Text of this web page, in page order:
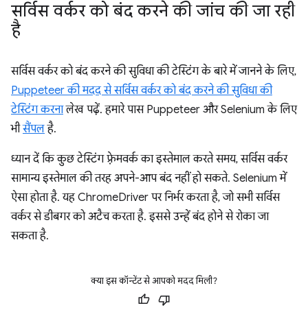
सर्विस वर्कर को बंद करने की जांच की जा रही
है
सर्विस वर्कर को बंद करने की सुविधा की टेस्टिंग के बारे में जानने के लिए,
Puppeteer की मदद से सर्विस वर्कर को बंद करने की सुविधा की
टेस्टिंग करनालेख पढ़ें. हमारे पास Puppeteer और Selenium के लिए
भीसैंपलहै.
ध्यान दें कि कुछ टेस्टिंग फ़्रेमवर्क का इस्तेमाल करते समय, सर्विस वर्कर
सामान्य इस्तेमाल की तरह अपने-आप बंद नहीं हो सकते. Selenium में
ऐसा होता है. यह ChromeDriver पर निर्भर करता है, जो सभी सर्विस
वर्कर से डीबगर को अटैच करता है. इससे उन्हें बंद होने से रोका जा
सकता है.
क्या इस कॉन्टेंट से आपको मदद मिली?